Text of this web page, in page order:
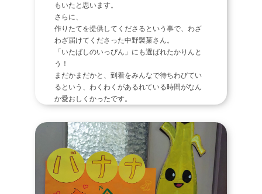
もいたと思います。
さらに、
作りたてを提供してくださるという事で、わざ
わざ届けてくださった中野製菓さん。
「いたばしのいっぴん」にも選ばれたかりんと
う！
まだかまだかと、到着をみんなで待ちわびてい
るという、わくわくがあるれている時間がなん
か愛おしくかったです。